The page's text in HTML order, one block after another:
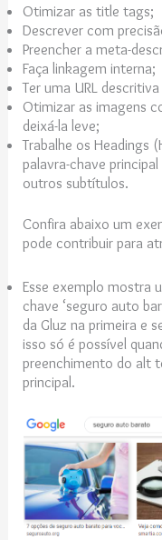
Otimizar as title tags;
Descrever com
Preencher a meta-
Faça linkagem interna;
Ter uma URL
Otimizar as imagens
deixá-la leve;
Trabalhe os Headings
palavra-chave
outros subtítulos.
Confira abaixo um
pode contribuir para
Esse exemplo mostra
chave ‘seguro auto
da Gluz na primeira e
isso só é possível
preenchimento do alt
principal.